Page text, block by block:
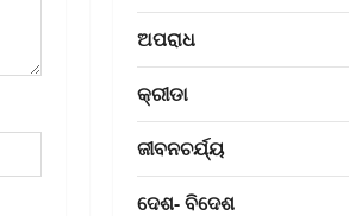
ଅପରାଧ
କ୍ରୀଡା
ଜୀବନଚର୍ଯ୍ୟ
ଦେଶ- ବିଦେଶ